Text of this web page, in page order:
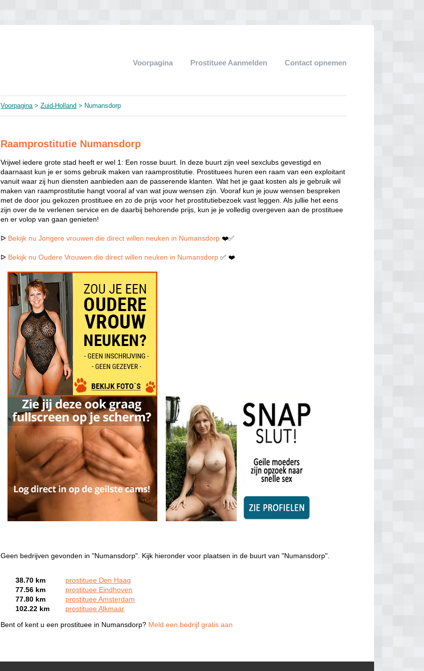
Voorpagina Prostituee Aanmelden Contact opnemen
Voorpagina>Zuid-Holland > Numansdorp
Raamprostitutie Numansdorp
Vrijwel iedere grote stad heeft er wel 1: Een rosse buurt. In deze buurt zijn veel sexclubs gevestigd en
daarnaast kun je er soms gebruik maken van raamprostitutie. Prostituees huren een raam van een exploitant
vanuit waar zij hun diensten aanbieden aan de passerende klanten. Wat het je gaat kosten als je gebruik wil
maken van raamprostitutie hangt vooral af van wat jouw wensen zijn. Vooraf kun je jouw wensen bespreken
met de door jou gekozen prostituee en zo de prijs voor het prostitutiebezoek vast leggen. Als jullie het eens
zijn over de te verlenen service en de daarbij behorende prijs, kun je je volledig overgeven aan de prostituee
en er volop van gaan genieten!
ᐅ Bekijk nu Jongere vrouwen die direct willen neuken in Numansdorp ❤️✅
ᐅ Bekijk nu Oudere Vrouwen die direct willen neuken in Numansdorp ✅ ❤️
Geen bedrijven gevonden in "Numansdorp". Kijk hieronder voor plaatsen in de buurt van "Numansdorp".
38.70 km
prostituee Den Haag
77.56 km
prostituee Eindhoven
77.80 km
prostituee Amsterdam
102.22 km
prostituee Alkmaar
Bent of kent u een prostituee in Numansdorp? Meld een bedrijf gratis aan